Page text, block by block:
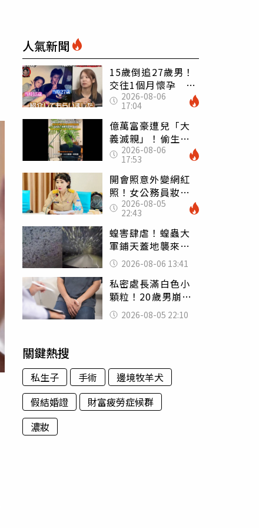
人氣新聞
15歲倒追27歲男！
交往1個月懷孕 36
歲當阿嬤故事曝光
2026-08-06
17:04
億萬富豪遭兒「大
義滅親」！偷生子
怕曝光 竟盜鄰居
身份辦假證落戶
2026-08-06
17:53
開會照意外變網紅
照！女公務員妝容
掀2千則留言 本人
怒嗆：化妝有錯嗎
2026-08-05
22:43
蝗害肆虐！蝗蟲大
軍鋪天蓋地襲來宛
如末日 網驚：聖
經十災
2026-08-06 13:41
私密處長滿白色小
顆粒！20歲男崩潰
求診 醫曝5大真相
別再誤會
2026-08-05 22:10
關鍵熱搜
私生子 手術
邊境牧羊犬
假結婚證
財富疲勞症候群
濃妝